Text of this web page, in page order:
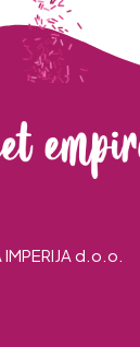
IMPERIJA d.o.o.